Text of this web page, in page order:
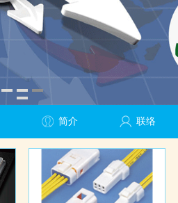
简介 联络